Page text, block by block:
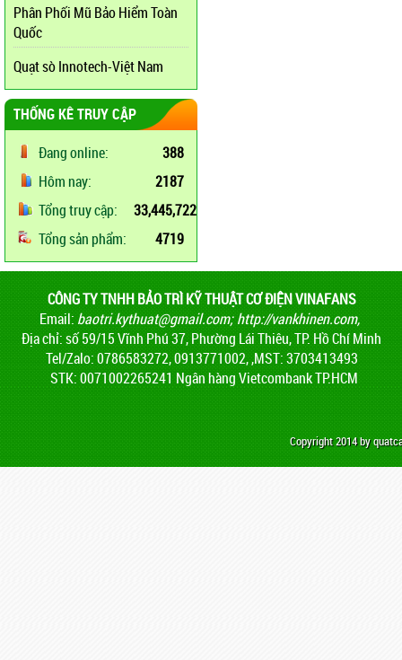
Phân Phối Mũ Bảo Hiểm Toàn
Quốc
Quạt sò Innotech-Việt Nam
THỐNG KÊ TRUY CẬP
Đang online:
388
Hôm nay:
2187
Tổng truy cập:
33,445,722
Tổng sản phẩm:
4719
CÔNG TY TNHH BẢO TRÌ KỸ THUẬT CƠ ĐIỆN VINAFANS
Email: baotri.kythuat@gmail.com;http://vankhinen.com,
Địa chỉ: số 59/15 Vĩnh Phú 37, Phường Lái Thiêu, TP. Hồ Chí Minh
Tel/Zalo: 0786583272, 0913771002, ,MST: 3703413493
STK: 0071002265241 Ngân hàng Vietcombank TP.HCM
Copyright 2014 by